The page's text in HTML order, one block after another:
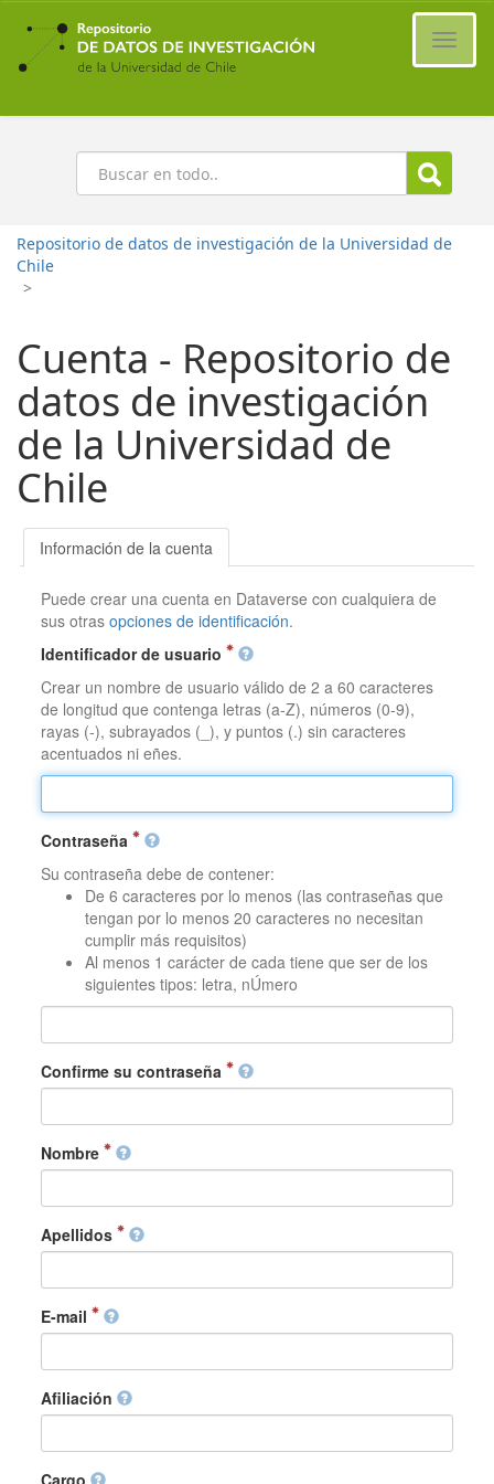
Ir
contenido
principal
Buscar
Repositorio de datos de investigación de la Universidad de
Chile
>
Cuenta - Repositorio de
datos de investigación
de la Universidad de
Chile
Información de la cuenta
Puede crear una cuenta en Dataverse con cualquiera de
sus otrasopciones de identificación.
Identificador de usuario
Crear un nombre de usuario válido de 2 a 60 caracteres
de longitud que contenga letras (a-Z), números (0-9),
rayas (-), subrayados (_), y puntos (.) sin caracteres
acentuados ni eñes.
Contraseña
Su contraseña debe de contener:
De 6 caracteres por lo menos (las contraseñas que
tengan por lo menos 20 caracteres no necesitan
cumplir más requisitos)
Al menos 1 carácter de cada tiene que ser de los
siguientes tipos: letra, nÚmero
Confirme su contraseña
Nombre
Apellidos
E-mail
Afiliación
Cargo